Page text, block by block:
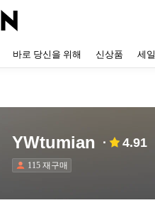
바로 당신을 위해 신상품 세일
YWtumian 4.91
115 재구매